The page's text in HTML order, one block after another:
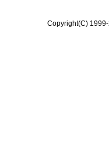
Copyright(C)